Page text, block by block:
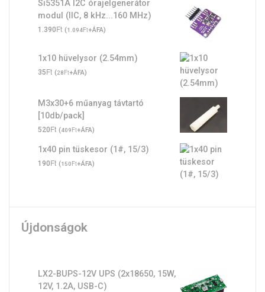
Si5351A I2C órajelgenerátor
modul (IIC, 8 kHz...160 MHz)
1.390Ft (1.094Ft+ÁFA)
1x10 hüvelysor (2.54mm)
35Ft (28Ft+ÁFA)
M3x30+6 műanyag távtartó
[10db/pack]
520Ft (409Ft+ÁFA)
1x40 pin tüskesor (1#, 15/3)
190Ft (150Ft+ÁFA)
Újdonságok
LX2-BUPS-12V UPS (2x18650, 15W,
12V, 1.2A, USB-C)